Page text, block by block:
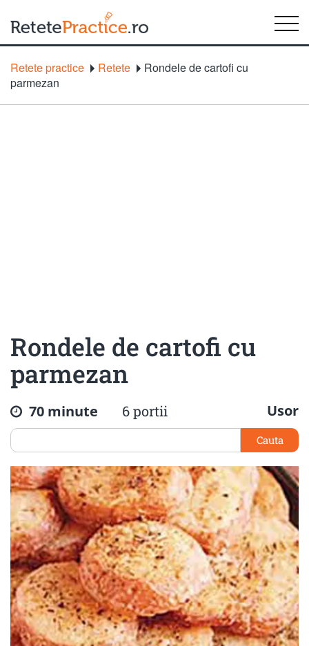
Retete practice Retete
Rondele de cartofi cu
parmezan
Rondele de cartofi cu
parmezan
70 minute 6 portii Usor
Cauta